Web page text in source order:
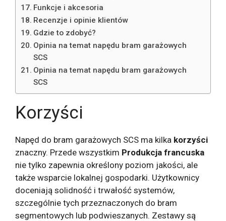
Funkcje i akcesoria
Recenzje i opinie klientów
Gdzie to zdobyć?
Opinia na temat napędu bram garażowych
SCS
Opinia na temat napędu bram garażowych
SCS
Korzyści
Napęd do bram garażowych SCS ma kilka korzyści
znaczny. Przede wszystkim Produkcja francuska
nie tylko zapewnia określony poziom jakości, ale
także wsparcie lokalnej gospodarki. Użytkownicy
doceniają solidność i trwałość systemów,
szczególnie tych przeznaczonych do bram
segmentowych lub podwieszanych. Zestawy są